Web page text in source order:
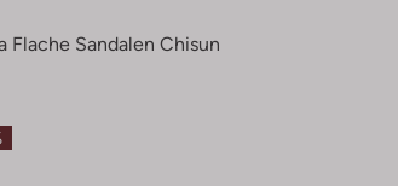
Flache Sandalen Chisun